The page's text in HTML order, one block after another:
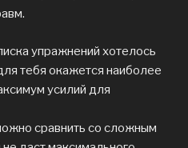
упражнений хотелось
тебя окажется наиболее
усилий для
сравнить со сложным